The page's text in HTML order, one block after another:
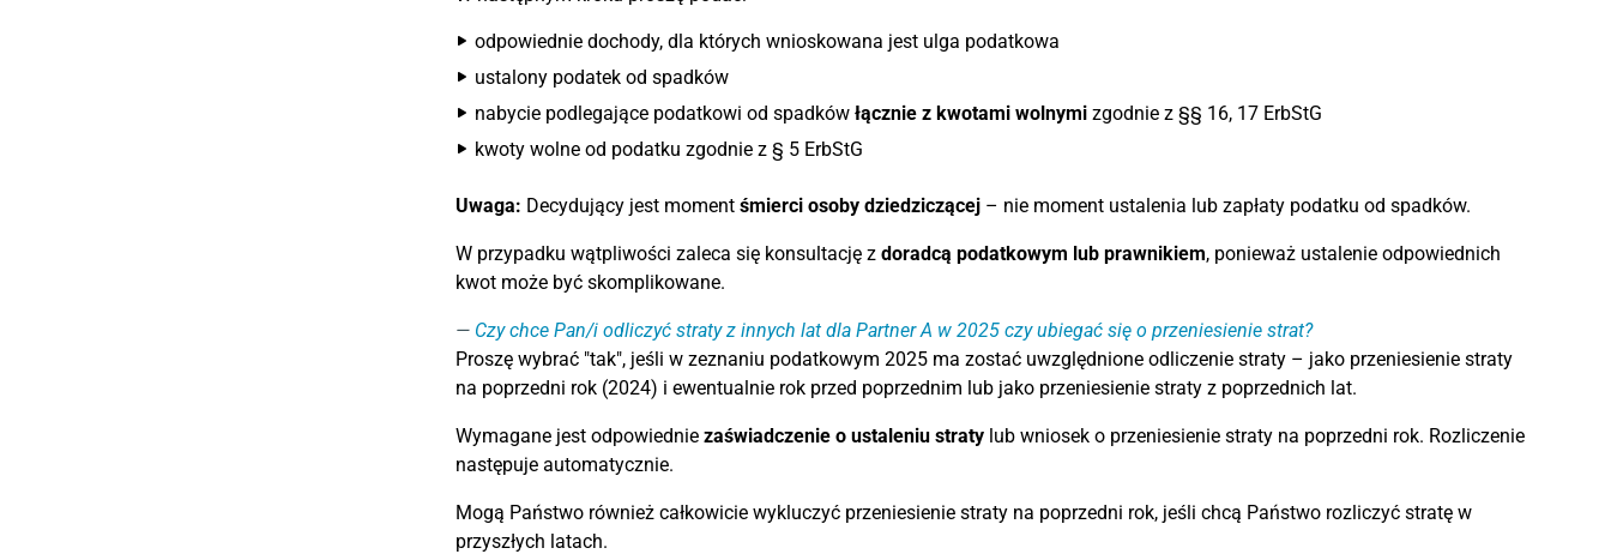
odpowiednie dochody, dla których wnioskowana jest ulga podatkowa
ustalony podatek od spadków
nabycie podlegające podatkowi od spadków łącznie z kwotami wolnymizgodnie z §§ 16, 17 ErbStG
kwoty wolne od podatku zgodnie z § 5 ErbStG
Uwaga: Decydujący jest moment śmierci osoby dziedziczącej– nie moment ustalenia lub zapłaty podatku od spadków.
W przypadku wątpliwości zaleca się konsultację z doradcą podatkowym lub prawnikiem, ponieważ ustalenie odpowiednich
kwot może być skomplikowane.
Czy chce Pan/i odliczyć straty z innych lat dla Partner A w 2025 czy ubiegać się o przeniesienie strat?
Proszę wybrać "tak", jeśli w zeznaniu podatkowym 2025 ma zostać uwzględnione odliczenie straty – jako przeniesienie straty
na poprzedni rok (2024) i ewentualnie rok przed poprzednim lub jako przeniesienie straty z poprzednich lat.
Wymagane jest odpowiednie zaświadczenie o ustaleniu stratylub wniosek o przeniesienie straty na poprzedni rok. Rozliczenie
następuje automatycznie.
Mogą Państwo również całkowicie wykluczyć przeniesienie straty na poprzedni rok, jeśli chcą Państwo rozliczyć stratę w
przyszłych latach.